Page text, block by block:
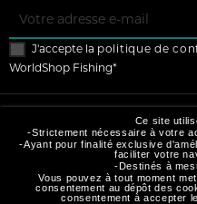
Ce site
-Strictement nécessaire à votre
-Ayant pour finalité exclusive
faciliter votre
-Destinés à
Vous pouvez à tout moment
consentement au dépôt des
consentement à accepter
J'accepte la politique de
WorldShop Fishing*
MODES DE